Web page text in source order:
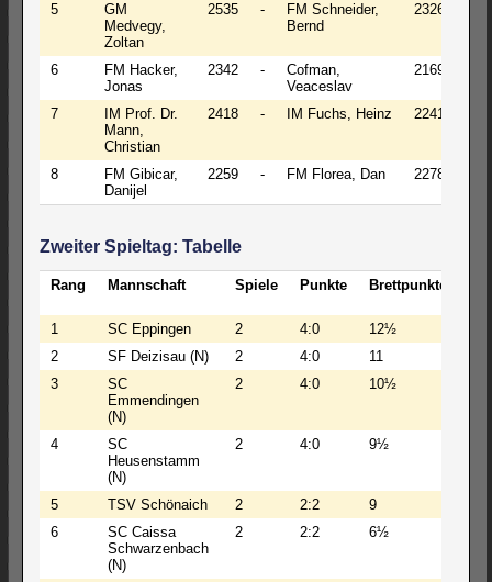
5
GM
Medvegy,
Zoltan
2535 -
FM Schneider,
Bernd
2326
6
FM Hacker,
Jonas
2342 -
Cofman,
Veaceslav
2169
7
IM Prof. Dr.
Mann,
Christian
2418 - IM Fuchs, Heinz 2241
8
FM Gibicar,
Danijel
2259 - FM Florea, Dan 2278
Zweiter Spieltag: Tabelle
Rang Mannschaft Spiele Punkte Brettpunkte
1
SC Eppingen 2 4:0 12½
2
SF Deizisau (N) 2 4:0 11
3
SC
Emmendingen
(N)
2 4:0 10½
4
SC
Heusenstamm
(N)
2 4:0 9½
5 TSV Schönaich 2 2:2 9
6
SC Caissa
Schwarzenbach
(N)
2 2:2 6½